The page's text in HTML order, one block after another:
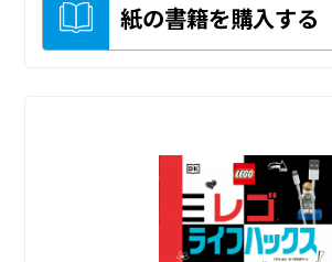
紙の書籍を購入する